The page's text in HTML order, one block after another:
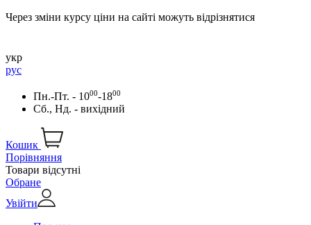
Через зміни курсу ціни на сайті можуть відрізнятися
укр
рус
Пн.-Пт. - 1000-1800
Сб., Нд. - вихідний
Кошик
Порівняння
Товари відсутні
Обране
Увійти